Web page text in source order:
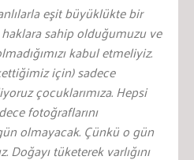
eşit büyüklükte bir
sahip olduğumuzu ve
kabul etmeliyiz.
için) sadece
çocuklarımıza. Hepsi
fotoğraflarını
olmayacak. Çünkü o gün
Doğayı tüketerek varlığını